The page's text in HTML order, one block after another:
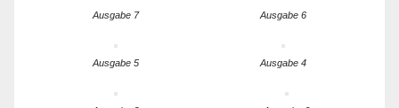
Ausgabe 7 Ausgabe 6
Ausgabe 5 Ausgabe 4